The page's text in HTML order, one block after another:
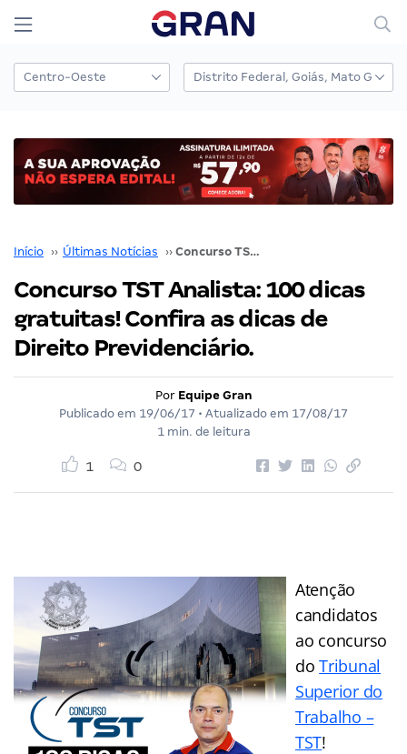
Início ›› Últimas Notícias ›› Concurso TST Analista: 100 dicas gratuitas! Confira as dicas de Direito Previdenciário.
Concurso TST Analista: 100 dicas
gratuitas! Confira as dicas de
Direito Previdenciário.
Por Equipe Gran
Publicado em 19/06/17 • Atualizado em 17/08/17
1 min. de leitura
1 0
Atenção
candidatos
ao concurso
doTribunal
Superior do
Trabalho –
TST!